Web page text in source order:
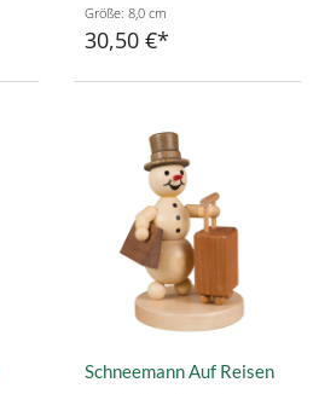
Größe: 8,0 cm
30,50 €
Schneemann Auf Reisen